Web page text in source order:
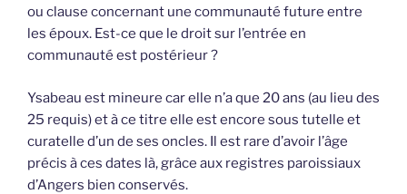
ou clause concernant une communauté future entre
les époux. Est-ce que le droit sur l’entrée en
communauté est postérieur ?
Ysabeau est mineure car elle n’a que 20 ans (au lieu des
25 requis) et à ce titre elle est encore sous tutelle et
curatelle d’un de ses oncles. Il est rare d’avoir l’âge
précis à ces dates là, grâce aux registres paroissiaux
d’Angers bien conservés.